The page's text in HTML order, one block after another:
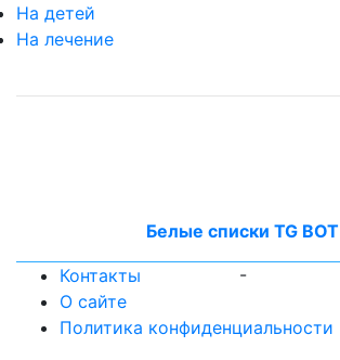
На детей
На лечение
Белые списки TG BOT
-
Контакты
О сайте
Политика конфиденциальности